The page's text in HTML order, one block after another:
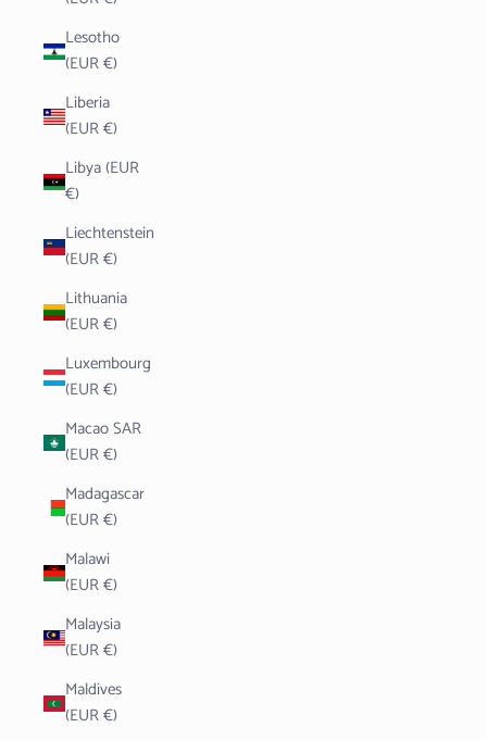
Lesotho
(EUR €)
Liberia
(EUR €)
Libya (EUR
€)
Liechtenstein
(EUR €)
Lithuania
(EUR €)
Luxembourg
(EUR €)
Macao SAR
(EUR €)
Madagascar
(EUR €)
Malawi
(EUR €)
Malaysia
(EUR €)
Maldives
(EUR €)